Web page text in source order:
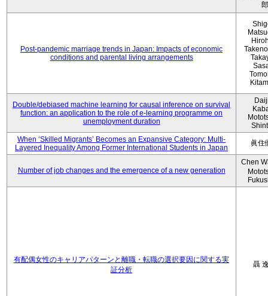
郎
Post-pandemic marriage trends in Japan: Impacts of economic
conditions and parental living arrangements
Double/debiased machine learning for causal inference on survival
function: an application to the role of e-learning programme on
unemployment duration
When ‘Skilled Migrants’ Becomes an Expansive Category: Multi-
Layered Inequality Among Former International Students in Japan
眞住
Number of job changes and the emergence of a new generation
Chen
有配偶女性のキャリアパターンと離職・転職の選択要因に関する実
証分析
聶